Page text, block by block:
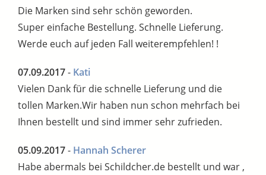
Die Marken sind sehr schön geworden.
Super einfache Bestellung. Schnelle Lieferung.
Werde euch auf jeden Fall weiterempfehlen! !
07.09.2017- Kati
Vielen Dank für die schnelle Lieferung und die
tollen Marken.Wir haben nun schon mehrfach bei
Ihnen bestellt und sind immer sehr zufrieden.
05.09.2017- Hannah Scherer
Habe abermals bei Schildcher.de bestellt und war ,